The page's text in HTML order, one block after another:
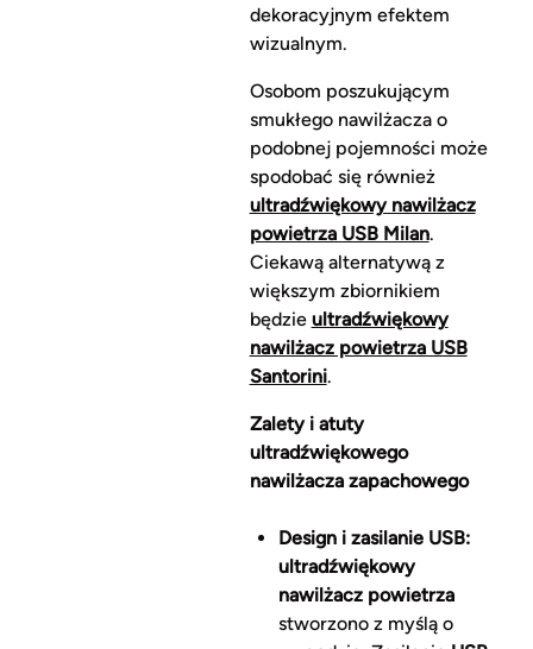
dekoracyjnym efektem
wizualnym.
Osobom poszukującym
smukłego nawilżacza o
podobnej pojemności może
spodobać się również
ultradźwiękowy nawilżacz
powietrza USB Milan.
Ciekawą alternatywą z
większym zbiornikiem
będzie ultradźwiękowy
nawilżacz powietrza USB
Santorini.
Zalety i atuty
ultradźwiękowego
nawilżacza zapachowego
Design i zasilanie USB:
ultradźwiękowy
nawilżacz powietrza
stworzono z myślą o